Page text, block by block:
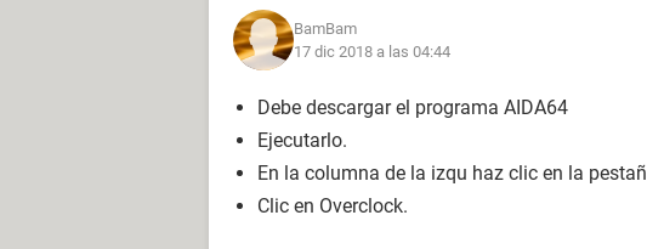
BamBam
17 dic 2018 a las 04:44
Debe descargar el programa AIDA64
Ejecutarlo.
En la columna de la izqu haz clic en la
Clic en Overclock.